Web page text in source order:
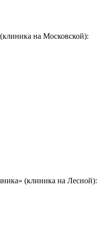
на Московской):
(клиника на Лесной):